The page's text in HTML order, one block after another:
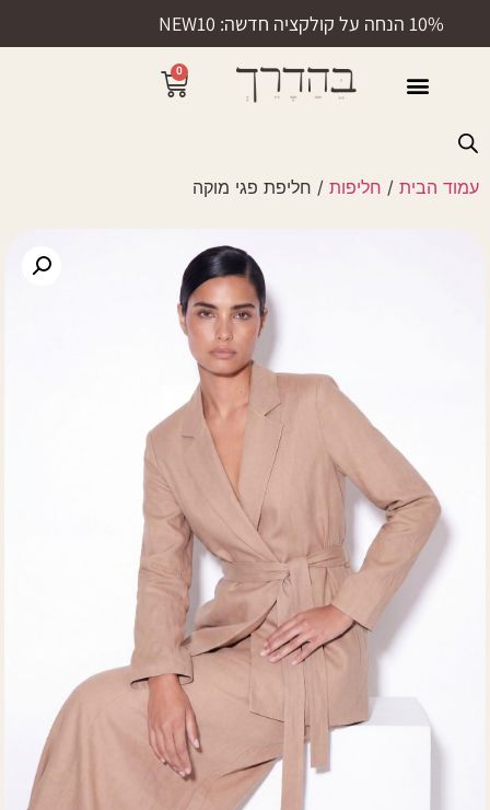
10% הנחה על קולקציה חדשה: NEW10
0
עמוד הבית / חליפות / חליפת פגי מוקה